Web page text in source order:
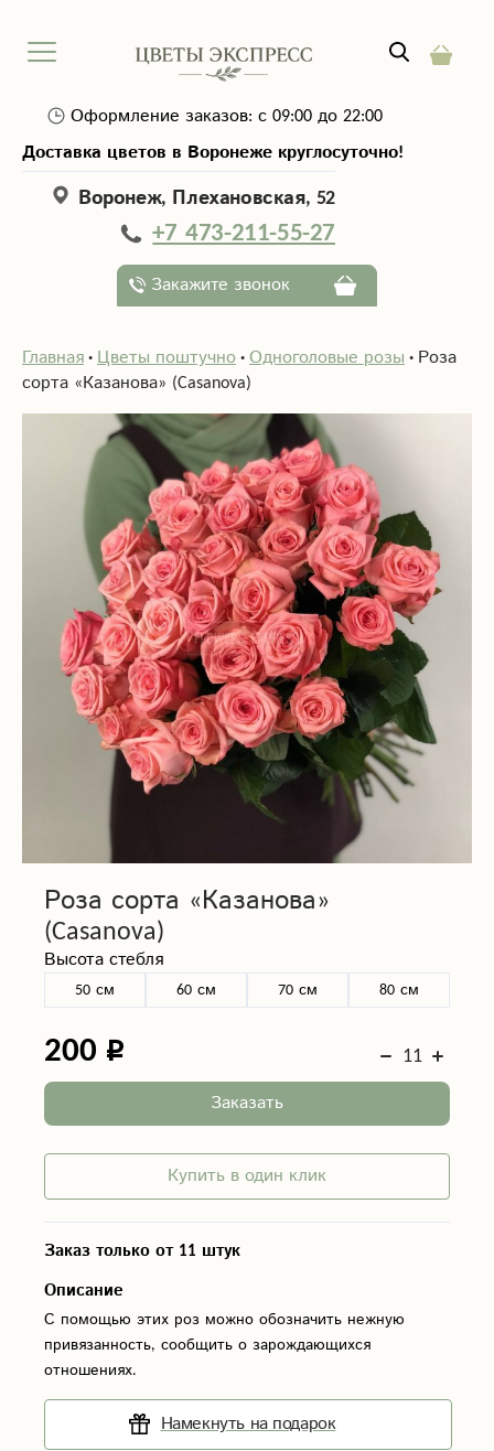
Оформление заказов: с 09:00 до 22:00
Доставка цветов в Воронеже круглосуточно!
Воронеж, Плехановская, 52
+7 473-211-55-27
Закажите звонок
Главная Цветы поштучно Одноголовые розы Роза
сорта «Казанова» (Casanova)
Роза сорта «Казанова»
(Casanova)
Высота стебля
50 см 60 см 70 см 80 см
200
Заказать
Купить в один клик
Заказ только от 11 штук
Описание
С помощью этих роз можно обозначить нежную
привязанность, сообщить о зарождающихся
отношениях.
Намекнуть на подарок